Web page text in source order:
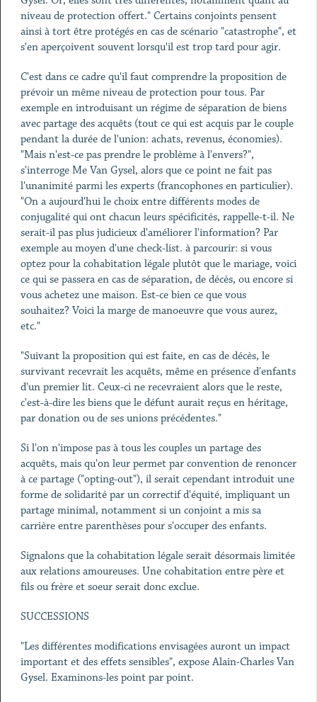
niveau de protection offert." Certains conjoints pensent
ainsi à tort être protégés en cas de scénario "catastrophe", et
s'en aperçoivent souvent lorsqu'il est trop tard pour agir.
C'est dans ce cadre qu'il faut comprendre la proposition de
prévoir un même niveau de protection pour tous. Par
exemple en introduisant un régime de séparation de biens
avec partage des acquêts (tout ce qui est acquis par le couple
pendant la durée de l'union: achats, revenus, économies).
"Mais n'est-ce pas prendre le problème à l'envers?",
s'interroge Me Van Gysel, alors que ce point ne fait pas
l'unanimité parmi les experts (francophones en particulier).
"On a aujourd'hui le choix entre différents modes de
conjugalité qui ont chacun leurs spécificités, rappelle-t-il. Ne
serait-il pas plus judicieux d'améliorer l'information? Par
exemple au moyen d'une check-list. à parcourir: si vous
optez pour la cohabitation légale plutôt que le mariage, voici
ce qui se passera en cas de séparation, de décès, ou encore si
vous achetez une maison. Est-ce bien ce que vous
souhaitez? Voici la marge de manoeuvre que vous aurez,
etc."
"Suivant la proposition qui est faite, en cas de décès, le
survivant recevrait les acquêts, même en présence d'enfants
d'un premier lit. Ceux-ci ne recevraient alors que le reste,
c'est-à-dire les biens que le défunt aurait reçus en héritage,
par donation ou de ses unions précédentes."
Si l'on n'impose pas à tous les couples un partage des
acquêts, mais qu'on leur permet par convention de renoncer
à ce partage ("opting-out"), il serait cependant introduit une
forme de solidarité par un correctif d'équité, impliquant un
partage minimal, notamment si un conjoint a mis sa
carrière entre parenthèses pour s'occuper des enfants.
Signalons que la cohabitation légale serait désormais limitée
aux relations amoureuses. Une cohabitation entre père et
fils ou frère et soeur serait donc exclue.
SUCCESSIONS
"Les différentes modifications envisagées auront un impact
important et des effets sensibles", expose Alain-Charles Van
Gysel. Examinons-les point par point.